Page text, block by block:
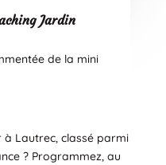
Jardin
de la mini
à Lautrec, classé parmi
? Programmez, au